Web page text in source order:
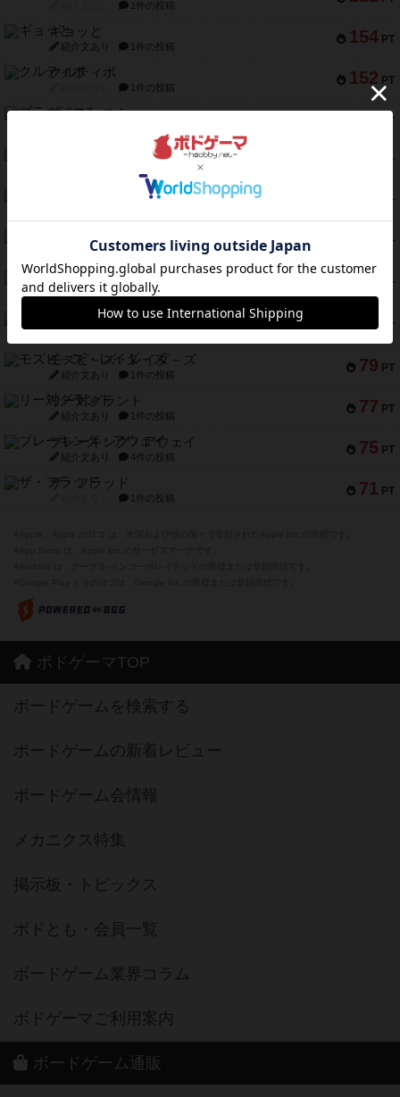
1件の投稿
154 PT
ギョッと
紹介文あり 1件の投稿
152 PT
クルティボ
1件の投稿
PT
ブラヴェスト
PT
ドブル：ポケットモンスター
PT
ジャンヌ・ダルク-オルレアン ドロー＆ライト
PT
紹介文あり 3件の投稿
PT
ダイススローン
紹介文なし 1件の投稿
80 PT
ガルフストライク
79 PT
モズビ－ズ・レイダ－ズ
紹介文あり 1件の投稿
77 PT
リー対グラント
紹介文あり 1件の投稿
75 PT
ブレーキング・アウェイ
紹介文あり 4件の投稿
71 PT
ザ・フラッド
1件の投稿
ボドゲーマTOP
ボードゲームを検索する
ボードゲームの新着レビュー
ボードゲーム会情報
メカニクス特集
掲示板・トピックス
ボドとも・会員一覧
ボードゲーム業界コラム
ボドゲーマご利用案内
ボードゲーム通販